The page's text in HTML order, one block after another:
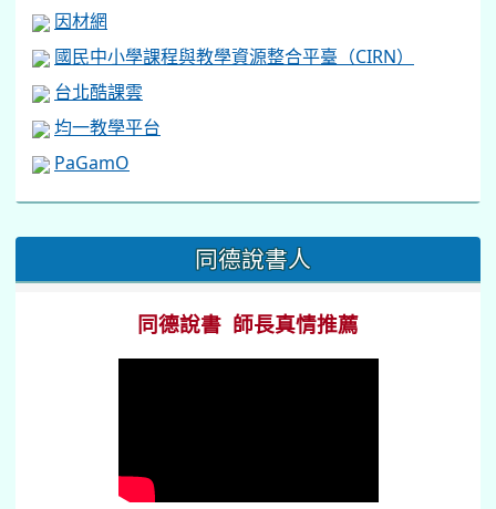
因材網
國民中小學課程與教學資源整合平臺（CIRN）
台北酷課雲
均一教學平台
PaGamO
::: 同德說書人
同德說書 師長真情推薦